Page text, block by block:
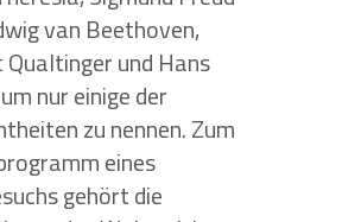
van Beethoven,
und Hans
nur einige der
zu nennen. Zum
eines
gehört die